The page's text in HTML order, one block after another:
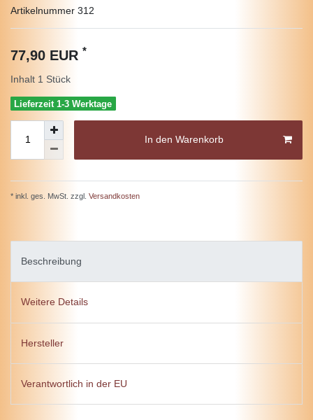
Artikelnummer 312
77,90 EUR *
Inhalt 1 Stück
Lieferzeit 1-3 Werktage
In den Warenkorb
* inkl. ges. MwSt. zzgl. Versandkosten
Beschreibung
Weitere Details
Hersteller
Verantwortlich in der EU